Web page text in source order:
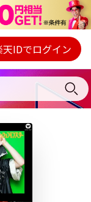
プレイヤー
内容の確認・変更
天IDでログイン